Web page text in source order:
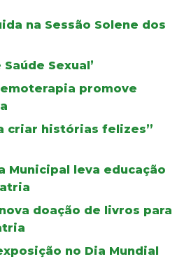
na Sessão Solene dos
Sexual’
promove
criar histórias felizes”
Municipal leva educação
doação de livros para
no Dia Mundial